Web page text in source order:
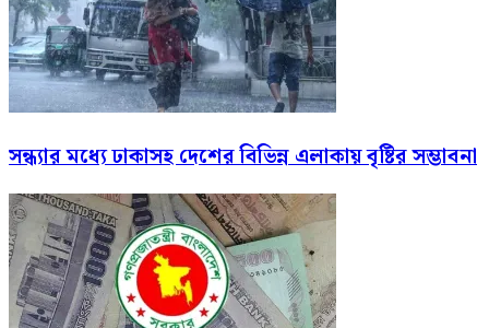
সন্ধ্যার মধ্যে ঢাকাসহ দেশের বিভিন্ন এলাকায় বৃষ্টির সম্ভাবনা